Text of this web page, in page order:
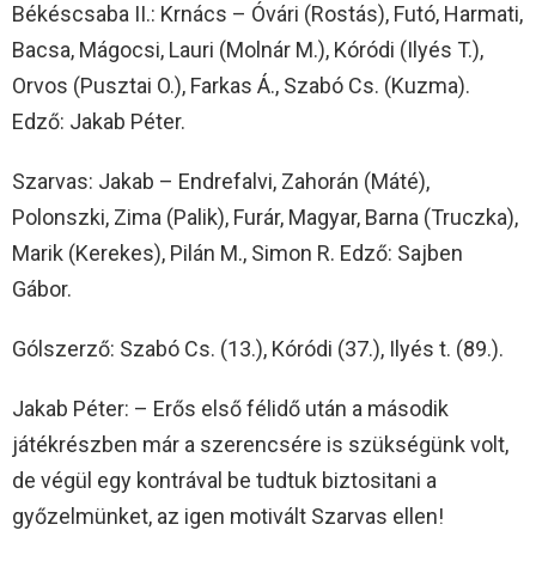
Békéscsaba II.: Krnács – Óvári (Rostás), Futó, Harmati,
Bacsa, Mágocsi, Lauri (Molnár M.), Kóródi (Ilyés T.),
Orvos (Pusztai O.), Farkas Á., Szabó Cs. (Kuzma).
Edző: Jakab Péter.
Szarvas: Jakab – Endrefalvi, Zahorán (Máté),
Polonszki, Zima (Palik), Furár, Magyar, Barna (Truczka),
Marik (Kerekes), Pilán M., Simon R. Edző: Sajben
Gábor.
Gólszerző: Szabó Cs. (13.), Kóródi (37.), Ilyés t. (89.).
Jakab Péter: – Erős első félidő után a második
játékrészben már a szerencsére is szükségünk volt,
de végül egy kontrával be tudtuk biztositani a
győzelmünket, az igen motivált Szarvas ellen!